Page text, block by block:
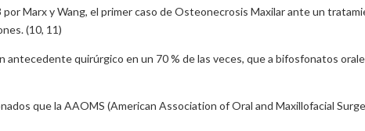
Marx y Wang, el primer caso de Osteonecrosis Maxilar ante un
(10, 11)
quirúrgico en un 70 % de las veces, que a bifosfonatos
que la AAOMS (American Association of Oral and Maxillofacial